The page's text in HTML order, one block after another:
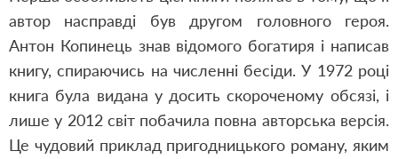
автор насправді був другом головного героя.
Антон Копинець знав відомого богатиря і написав
книгу, спираючись на численні бесіди. У 1972 році
книга була видана у досить скороченому обсязі, і
лише у 2012 світ побачила повна авторська версія.
Це чудовий приклад пригодницького роману, яким